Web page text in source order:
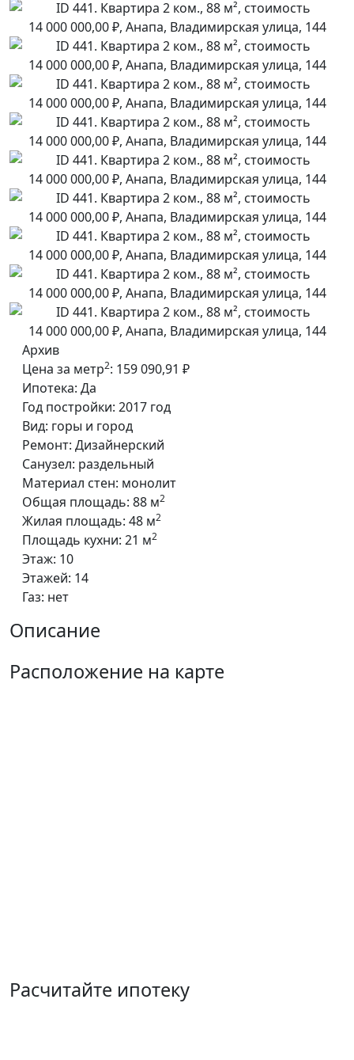
Архив
Цена за метр2: 159 090,91 ₽
Ипотека: Да
Год постройки: 2017 год
Вид: горы и город
Ремонт: Дизайнерский
Санузел: раздельный
Материал стен: монолит
Общая площадь: 88 м2
Жилая площадь: 48 м2
Площадь кухни: 21 м2
Этаж: 10
Этажей: 14
Газ: нет
Описание
Расположение на карте
Расчитайте ипотеку